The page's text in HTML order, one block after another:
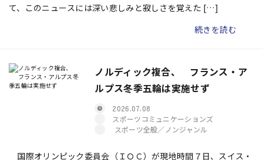
て、このニュースには深い悲しみと寂しさを覚えた […]
続きを読む
ノルディック複合、 フランス・ア
ルプス冬季五輪は実施せず
2026.07.08
スポーツコミュニケーションズ
スポーツ全般／ノンジャンル
国際オリンピック委員会（ＩＯＣ）が現地時間７日、スイス・